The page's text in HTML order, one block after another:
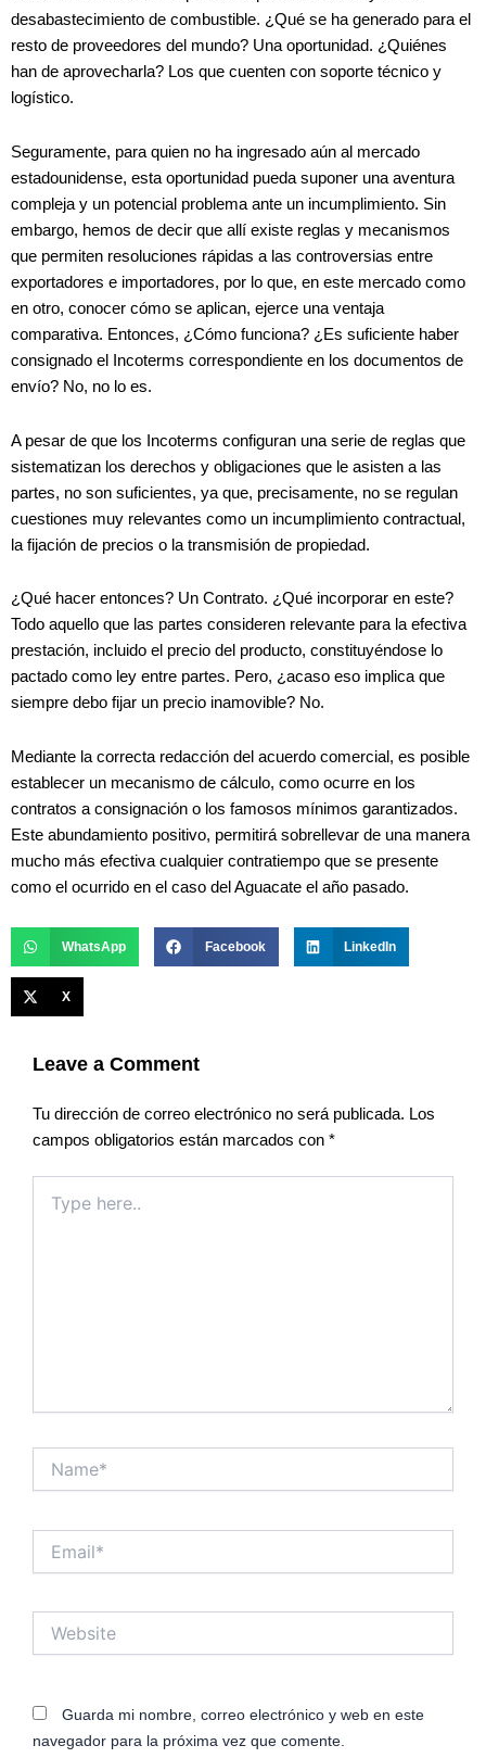
desabastecimiento de combustible. ¿Qué se ha generado para el
resto de proveedores del mundo? Una oportunidad. ¿Quiénes
han de aprovecharla? Los que cuenten con soporte técnico y
logístico.
Seguramente, para quien no ha ingresado aún al mercado
estadounidense, esta oportunidad pueda suponer una aventura
compleja y un potencial problema ante un incumplimiento. Sin
embargo, hemos de decir que allí existe reglas y mecanismos
que permiten resoluciones rápidas a las controversias entre
exportadores e importadores, por lo que, en este mercado como
en otro, conocer cómo se aplican, ejerce una ventaja
comparativa. Entonces, ¿Cómo funciona? ¿Es suficiente haber
consignado el Incoterms correspondiente en los documentos de
envío? No, no lo es.
A pesar de que los Incoterms configuran una serie de reglas que
sistematizan los derechos y obligaciones que le asisten a las
partes, no son suficientes, ya que, precisamente, no se regulan
cuestiones muy relevantes como un incumplimiento contractual,
la fijación de precios o la transmisión de propiedad.
¿Qué hacer entonces? Un Contrato. ¿Qué incorporar en este?
Todo aquello que las partes consideren relevante para la efectiva
prestación, incluido el precio del producto, constituyéndose lo
pactado como ley entre partes. Pero, ¿acaso eso implica que
siempre debo fijar un precio inamovible? No.
Mediante la correcta redacción del acuerdo comercial, es posible
establecer un mecanismo de cálculo, como ocurre en los
contratos a consignación o los famosos mínimos garantizados.
Este abundamiento positivo, permitirá sobrellevar de una manera
mucho más efectiva cualquier contratiempo que se presente
como el ocurrido en el caso del Aguacate el año pasado.
WhatsApp Facebook LinkedIn
X
Leave a Comment
Tu dirección de correo electrónico no será publicada. Los
campos obligatorios están marcados con *
here..
Guarda mi nombre, correo electrónico y web en este
navegador para la próxima vez que comente.